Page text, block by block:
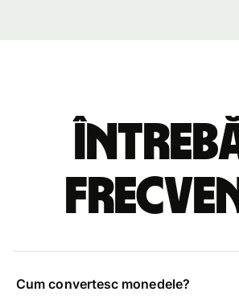
Cum convertesc monedele?